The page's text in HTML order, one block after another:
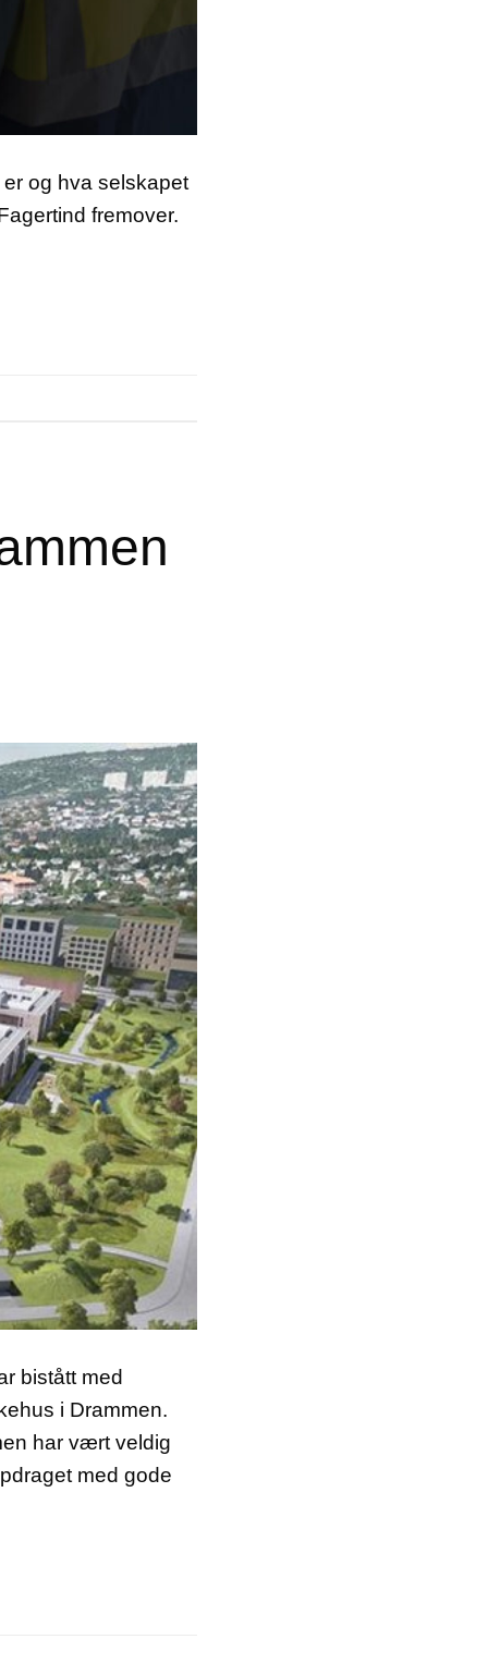
og hva selskapet
fremover.
bistått med
i Drammen.
har vært veldig
med gode